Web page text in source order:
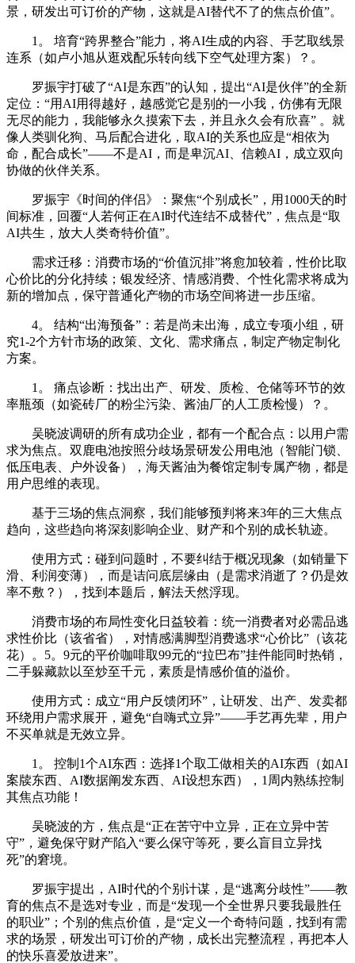
景，研发出可订价的产物，这就是AI替代不了的焦点价值”。
1。 培育“跨界整合”能力，将AI生成的内容、手艺取线景
连系（如卢小旭从逛戏配乐转向线下空气处理方案）？。
罗振宇打破了“AI是东西”的认知，提出“AI是伙伴”的全新
定位：“用AI用得越好，越感觉它是别的一小我，仿佛有无限
无尽的能力，我能够永久摸索下去，并且永久会有欣喜” 。就
像人类驯化狗、马后配合进化，取AI的关系也应是“相依为
命，配合成长”——不是AI，而是卑沉AI、信赖AI，成立双向
协做的伙伴关系。
罗振宇《时间的伴侣》：聚焦“个别成长”，用1000天的时
间标准，回覆“人若何正在AI时代连结不成替代”，焦点是“取
AI共生，放大人类奇特价值”。
需求迁移：消费市场的“价值沉排”将愈加较着，性价比取
心价比的分化持续；银发经济、情感消费、个性化需求将成为
新的增加点，保守普通化产物的市场空间将进一步压缩。
4。 结构“出海预备”：若是尚未出海，成立专项小组，研
究1-2个方针市场的政策、文化、需求痛点，制定产物定制化
方案。
1。 痛点诊断：找出出产、研发、质检、仓储等环节的效
率瓶颈（如瓷砖厂的粉尘污染、酱油厂的人工质检慢）？。
吴晓波调研的所有成功企业，都有一个配合点：以用户需
求为焦点。双鹿电池按照分歧场景研发公用电池（智能门锁、
低压电表、户外设备），海天酱油为餐馆定制专属产物，都是
用户思维的表现。
基于三场的焦点洞察，我们能够预判将来3年的三大焦点
趋向，这些趋向将深刻影响企业、财产和个别的成长轨迹。
使用方式：碰到问题时，不要纠结于概况现象（如销量下
滑、利润变薄），而是诘问底层缘由（是需求消逝了？仍是效
率不敷？），找到本题后，解法天然浮现。
消费市场的布局性变化日益较着：统一消费者对必需品逃
求性价比（该省省），对情感满脚型消费逃求“心价比”（该花
花）。5。9元的平价咖啡取99元的“拉巴布”挂件能同时热销，
二手躲藏款以至炒至千元，素质是情感价值的溢价。
使用方式：成立“用户反馈闭环”，让研发、出产、发卖都
环绕用户需求展开，避免“自嗨式立异”——手艺再先辈，用户
不买单就是无效立异。
1。 控制1个AI东西：选择1个取工做相关的AI东西（如AI
案牍东西、AI数据阐发东西、AI设想东西），1周内熟练控制
其焦点功能！
吴晓波的方，焦点是“正在苦守中立异，正在立异中苦
守”，避免保守财产陷入“要么保守等死，要么盲目立异找
死”的窘境。
罗振宇提出，AI时代的个别计谋，是“逃离分歧性”——教
育的焦点不是选对专业，而是“发现一个全世界只要我最胜任
的职业”；个别的焦点价值，是“定义一个奇特问题，找到有需
求的场景，研发出可订价的产物，成长出完整流程，再把本人
的快乐喜爱放进来”。